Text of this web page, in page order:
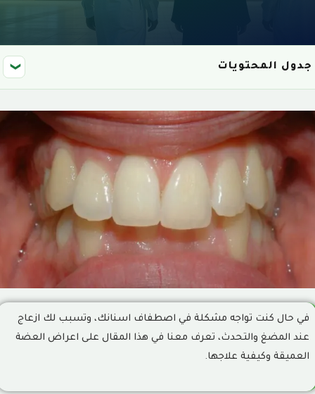
جدول المحتويات ❮
2 كيف يتم تشخيص العضة العميقة؟
ماهي اسباب العضة العميقة؟
ما هي اعراض العضة العميقة؟
أضرار العضة العميقة:
كيف يتم علاج العضة العميقة؟
8 ما هو العمر المناسب لإصلاح العضة العميقة؟
في حال كنت تواجه مشكلة في اصطفاف اسنانك، وتسبب لك ازعاج
عند المضغ والتحدث، تعرف معنا في هذا المقال على اعراض العضة
العميقة وكيفية علاجها.